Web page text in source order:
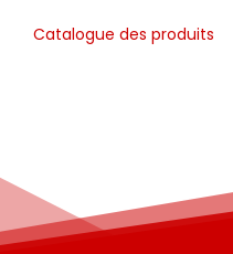
Catalogue des produits